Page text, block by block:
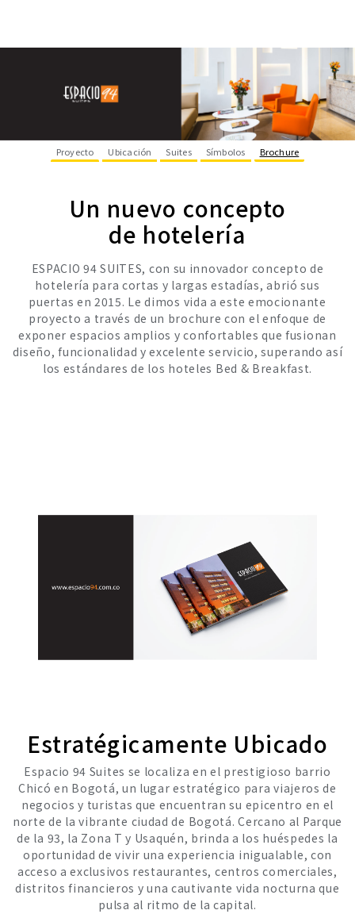
Proyecto Ubicación Suites Símbolos Brochure
Un nuevo concepto
de hotelería
ESPACIO 94 SUITES, con su innovador concepto de
hotelería para cortas y largas estadías, abrió sus
puertas en 2015. Le dimos vida a este emocionante
proyecto a través de un brochure con el enfoque de
exponer espacios amplios y confortables que fusionan
diseño, funcionalidad y excelente servicio, superando así
los estándares de los hoteles Bed & Breakfast.
Estratégicamente Ubicado
Espacio 94 Suites se localiza en el prestigioso barrio
Chicó en Bogotá, un lugar estratégico para viajeros de
negocios y turistas que encuentran su epicentro en el
norte de la vibrante ciudad de Bogotá. Cercano al Parque
de la 93, la Zona T y Usaquén, brinda a los huéspedes la
oportunidad de vivir una experiencia inigualable, con
acceso a exclusivos restaurantes, centros comerciales,
distritos financieros y una cautivante vida nocturna que
pulsa al ritmo de la capital.